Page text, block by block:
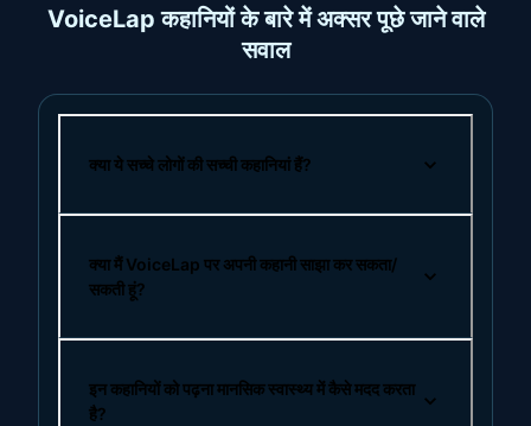
VoiceLap कहानियों के बारे में अक्सर पूछे जाने वाले
सवाल
क्या ये सच्चे लोगों की सच्ची कहानियां हैं?
क्या मैं VoiceLap पर अपनी कहानी साझा कर सकता/
सकती हूं?
इन कहानियों को पढ़ना मानसिक स्वास्थ्य में कैसे मदद करता
है?